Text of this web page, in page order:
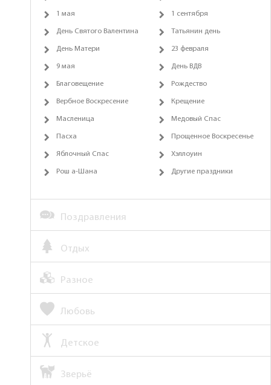
1 мая 1 сентября
День Святого Валентина Татьянин день
День Матери 23 февраля
9 мая День ВДВ
Благовещение Рождество
Вербное Воскресение Крещение
Масленица Медовый Спас
Пасха Прощенное Воскресенье
Яблочный Спас Хэллоуин
Рош а-Шана Другие праздники
Поздравления
Отдых
Разное
Любовь
Детское
Зверьё